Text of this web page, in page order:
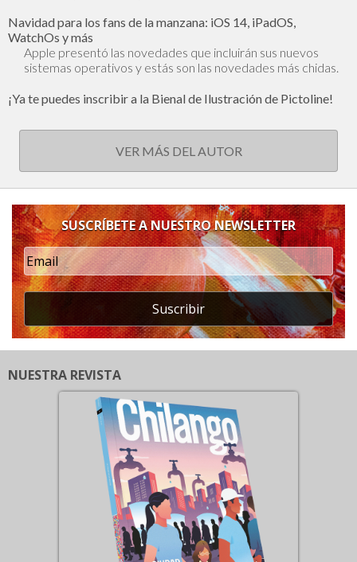
Navidad para los fans de la manzana: iOS 14, iPadOS,
WatchOs y más
Apple presentó las novedades que incluirán sus nuevos
sistemas operativos y estás son las novedades más chidas.
¡Ya te puedes inscribir a la Bienal de Ilustración de Pictoline!
VER MÁS DEL AUTOR
SUSCRÍBETE A NUESTRO NEWSLETTER
Suscribir
NUESTRA REVISTA